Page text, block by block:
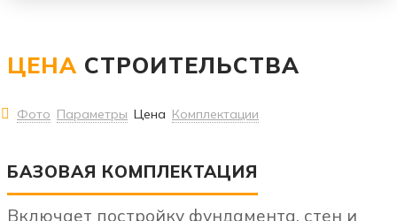
ЦЕНА СТРОИТЕЛЬСТВА
Фото Параметры Цена Комплектации
БАЗОВАЯ КОМПЛЕКТАЦИЯ
Включает постройку фундамента, стен и